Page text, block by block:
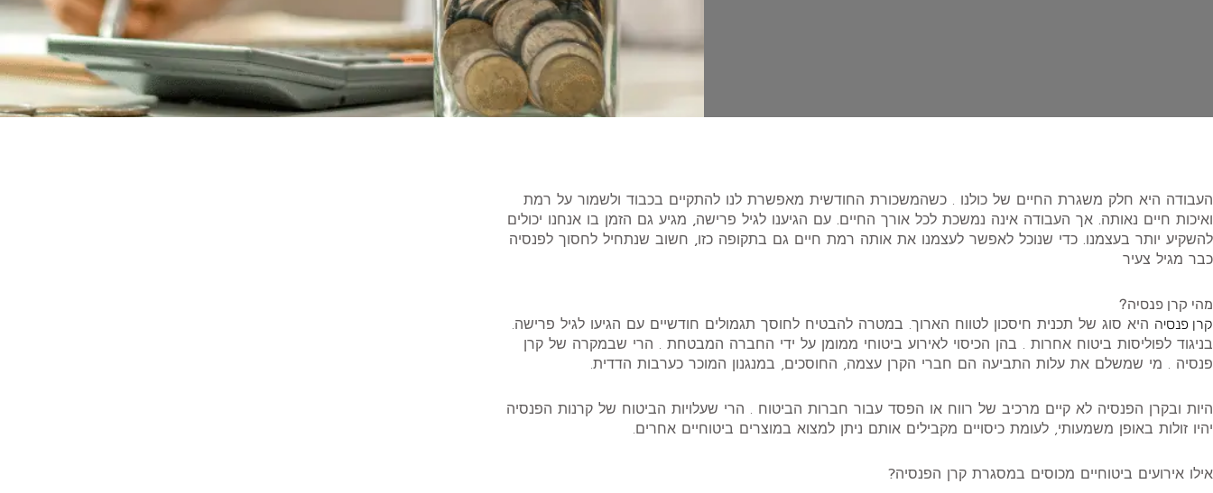
העבודה היא חלק משגרת החיים של כולנו . כשהמשכורת החודשית מאפשרת לנו להתקיים בכבוד ולשמור על רמת
ואיכות חיים נאותה. אך העבודה אינה נמשכת לכל אורך החיים. עם הגיענו לגיל פרישה, מגיע גם הזמן בו אנחנו יכולים
להשקיע יותר בעצמנו. כדי שנוכל לאפשר לעצמנו את אותה רמת חיים גם בתקופה כזו, חשוב שנתחיל לחסוך לפנסיה
כבר מגיל צעיר
מהי קרן פנסיה?
קרן פנסיה היא סוג של תכנית חיסכון לטווח הארוך. במטרה להבטיח לחוסך תגמולים חודשיים עם הגיעו לגיל פרישה.
בניגוד לפוליסות ביטוח אחרות . בהן הכיסוי לאירוע ביטוחי ממומן על ידי החברה המבטחת . הרי שבמקרה של קרן
פנסיה . מי שמשלם את עלות התביעה הם חברי הקרן עצמה, החוסכים, במנגנון המוכר כערבות הדדית.
היות ובקרן הפנסיה לא קיים מרכיב של רווח או הפסד עבור חברות הביטוח . הרי שעלויות הביטוח של קרנות הפנסיה
יהיו זולות באופן משמעותי, לעומת כיסויים מקבילים אותם ניתן למצוא במוצרים ביטוחיים אחרים.
אילו אירועים ביטוחיים מכוסים במסגרת קרן הפנסיה?